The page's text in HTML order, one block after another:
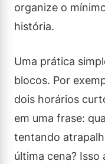
organize o
história.
Uma prática
blocos. Por
dois horários
em uma frase:
tentando
última cena?